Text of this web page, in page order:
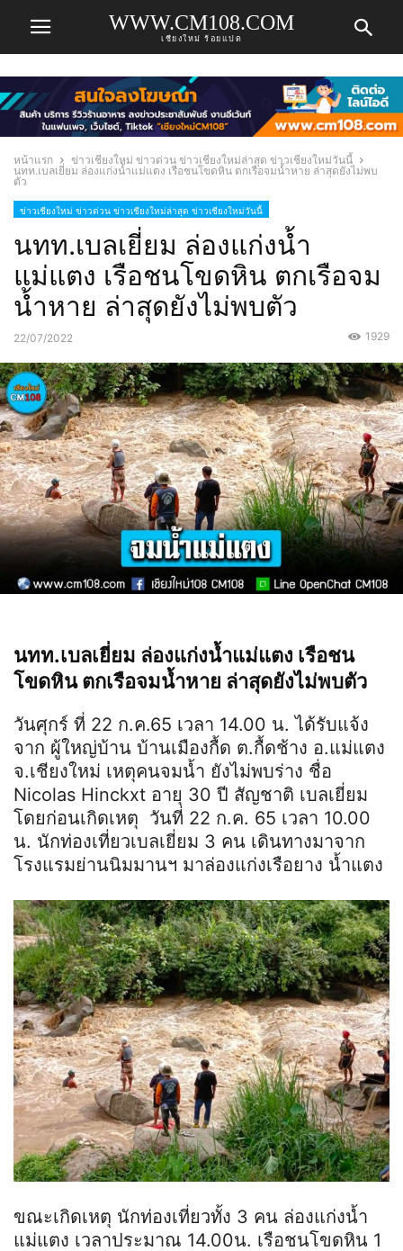
WWW.CM108.COM
เชียงใหม่ ร้อยแปด
หน้าแรก
ข่าวเชียงใหม่ ข่าวด่วน ข่าวเชียงใหม่ล่าสุด ข่าวเชียงใหม่วันนี้
นทท.เบลเยี่ยม ล่องแก่งน้ำแม่แตง เรือชนโขดหิน ตกเรือจมน้ำหาย ล่าสุดยังไม่พบ
ตัว
ข่าวเชียงใหม่ ข่าวด่วน ข่าวเชียงใหม่ล่าสุด ข่าวเชียงใหม่วันนี้
นทท.เบลเยี่ยม ล่องแก่งน้ำ
แม่แตง เรือชนโขดหิน ตกเรือจม
น้ำหาย ล่าสุดยังไม่พบตัว
22/07/2022 1929
นทท.เบลเยี่ยม ล่องแก่งน้ำแม่แตง เรือชน
โขดหิน ตกเรือจมน้ำหาย ล่าสุดยังไม่พบตัว
วันศุกร์ ที่ 22 ก.ค.65 เวลา 14.00 น. ได้รับแจ้ง
จาก ผู้ใหญ่บ้าน บ้านเมืองกื้ด ต.กื้ดช้าง อ.แม่แตง
จ.เชียงใหม่ เหตุคนจมน้ำ ยังไม่พบร่าง ชื่อ
Nicolas Hinckxt อายุ 30 ปี สัญชาติ เบลเยี่ยม
โดยก่อนเกิดเหตุ วันที่ 22 ก.ค. 65 เวลา 10.00
น. นักท่องเที่ยวเบลเยี่ยม 3 คน เดินทางมาจาก
โรงแรมย่านนิมมานฯ มาล่องแก่งเรือยาง น้ำแตง
ขณะเกิดเหตุ นักท่องเที่ยวทั้ง 3 คน ล่องแก่งน้ำ
แม่แตง เวลาประมาณ 14.00น. เรือชนโขดหิน 1